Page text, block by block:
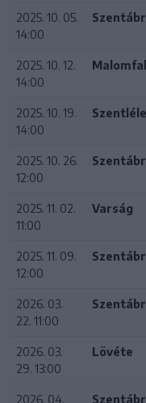
2025. 10. 05.
14:00
2025. 10. 12.
14:00
2025. 10. 19.
14:00
2025. 10. 26.
12:00
2025. 11. 02.
11:00
Varság
2025. 11. 09.
12:00
2026. 03.
22. 11:00
2026. 03.
29. 13:00
Lövéte
2026. 04.